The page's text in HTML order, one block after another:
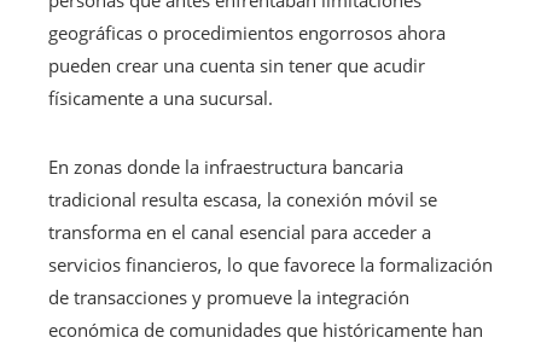
geográficas o procedimientos engorrosos ahora
pueden crear una cuenta sin tener que acudir
físicamente a una sucursal.
En zonas donde la infraestructura bancaria
tradicional resulta escasa, la conexión móvil se
transforma en el canal esencial para acceder a
servicios financieros, lo que favorece la formalización
de transacciones y promueve la integración
económica de comunidades que históricamente han